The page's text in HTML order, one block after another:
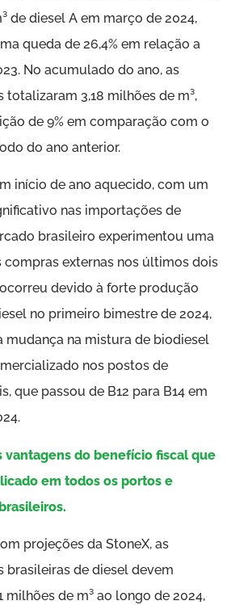
de diesel A em março de 2024,
queda de 26,4% em relação a
No acumulado do ano, as
totalizaram 3,18 milhões de m³,
de 9% em comparação com o
do ano anterior.
início de ano aquecido, com um
nas importações de
brasileiro experimentou uma
compras externas nos últimos dois
devido à forte produção
no primeiro bimestre de 2024,
mudança na mistura de biodiesel
nos postos de
que passou de B12 para B14 em
vantagens do benefício fiscal que
em todos os portos e
projeções da StoneX, as
brasileiras de diesel devem
milhões de m³ ao longo de 2024,